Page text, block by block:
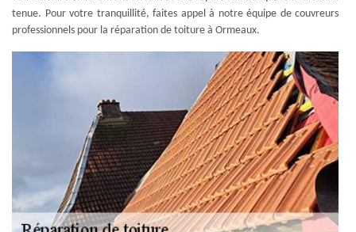
tenue. Pour votre tranquillité, faites appel à notre équipe de couvreurs
professionnels pour la réparation de toiture à Ormeaux.